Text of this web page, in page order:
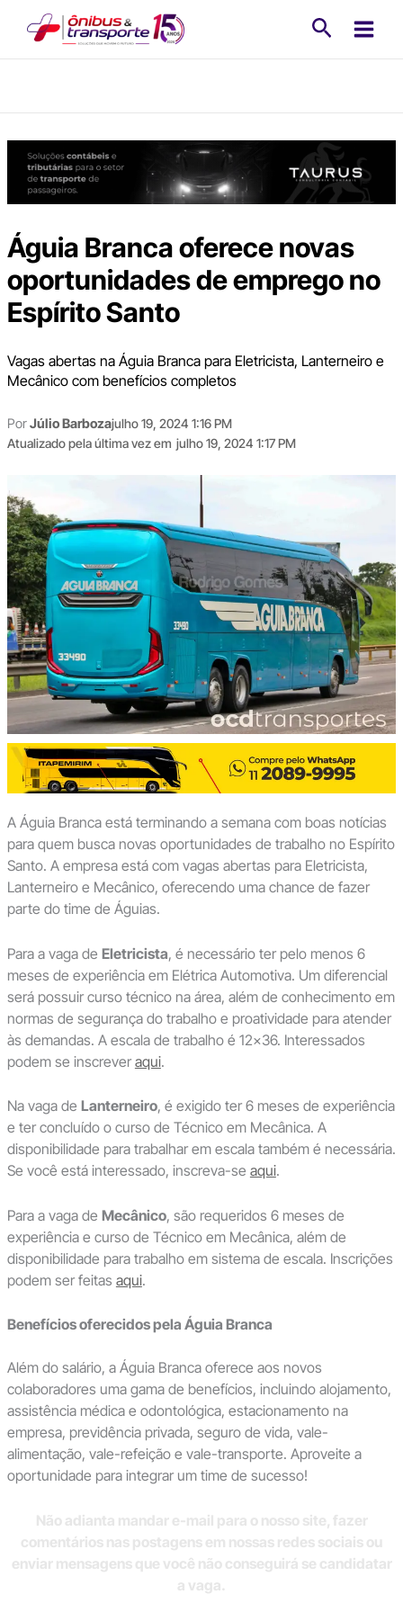
Águia Branca oferece novas
oportunidades de emprego no
Espírito Santo
Vagas abertas na Águia Branca para Eletricista, Lanterneiro e
Mecânico com benefícios completos
PorJúlio Barbozajulho 19, 2024 1:16 PM
Atualizado pela última vez em julho 19, 2024 1:17 PM
A Águia Branca está terminando a semana com boas notícias
para quem busca novas oportunidades de trabalho no Espírito
Santo. A empresa está com vagas abertas para Eletricista,
Lanterneiro e Mecânico, oferecendo uma chance de fazer
parte do time de Águias.
Para a vaga de Eletricista, é necessário ter pelo menos 6
meses de experiência em Elétrica Automotiva. Um diferencial
será possuir curso técnico na área, além de conhecimento em
normas de segurança do trabalho e proatividade para atender
às demandas. A escala de trabalho é 12×36. Interessados
podem se inscrever aqui.
Na vaga de Lanterneiro, é exigido ter 6 meses de experiência
e ter concluído o curso de Técnico em Mecânica. A
disponibilidade para trabalhar em escala também é necessária.
Se você está interessado, inscreva-se aqui.
Para a vaga de Mecânico, são requeridos 6 meses de
experiência e curso de Técnico em Mecânica, além de
disponibilidade para trabalho em sistema de escala. Inscrições
podem ser feitas aqui.
Benefícios oferecidos pela Águia Branca
Além do salário, a Águia Branca oferece aos novos
colaboradores uma gama de benefícios, incluindo alojamento,
assistência médica e odontológica, estacionamento na
empresa, previdência privada, seguro de vida, vale-
alimentação, vale-refeição e vale-transporte. Aproveite a
oportunidade para integrar um time de sucesso!
Não adianta mandar e-mail para o nosso site, fazer
comentários nas postagens em nossas redes sociais ou
enviar mensagens que você não conseguirá se candidatar
a vaga.